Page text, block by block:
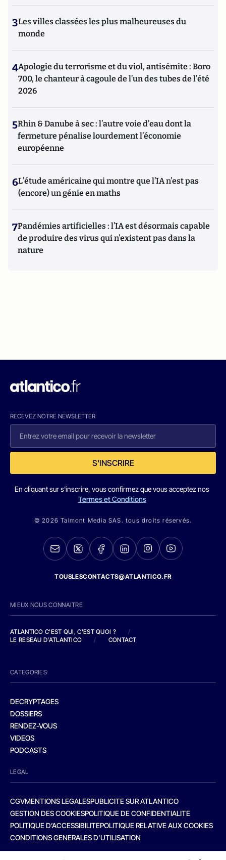
3Les villes classées les plus malheureuses du
monde
4Apologie du terrorisme et du viol, antisémite : Boro
700, le chanteur à cagoule de l’un des tubes de l’été
2026
5Rhin & Danube à sec : l’autre voie d’eau dont la
fermeture pénalise lourdement l’économie
européenne
6L’étude américaine qui montre que l’IA n’est pas
(encore) un génie en maths
7Pandémies artificielles : l’IA est désormais capable
de produire des virus qui n’existent pas dans la
nature
RECEVEZ NOTRE NEWSLETTER
S'INSCRIRE
En cliquant sur s'inscrire, vous confirmez que vous acceptez nos
Termes et Conditions
© 2026 Talmont Media SAS. tous droits réservés.
TOUSLESCONTACTS@ATLANTICO.FR
MIEUX NOUS CONNAITRE
ATLANTICO C'EST QUI, C'EST QUOI ?
/
LE RESEAU D'ATLANTICO
/ CONTACT
CATEGORIES
DECRYPTAGES
DOSSIERS
RENDEZ-VOUS
VIDEOS
PODCASTS
LEGAL
CGVMENTIONS LEGALESPUBLICITE SUR ATLANTICO
GESTION DES COOKIESPOLITIQUE DE CONFIDENTIALITE
POLITIQUE D’ACCESSIBILITEPOLITIQUE RELATIVE AUX COOKIES
CONDITIONS GENERALES D’UTILISATION